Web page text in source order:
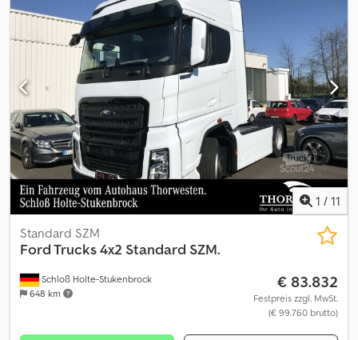
1 / 11
Schloß Holte-Stukenbrock
648 km
Standard SZM
Ford Trucks4x2 Standard SZM.
€ 83.832
Festpreis zzgl. MwSt.
(€ 99.760 brutto)